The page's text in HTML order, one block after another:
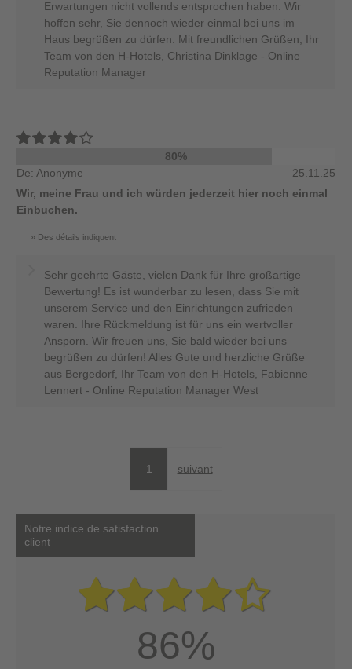
Erwartungen nicht vollends entsprochen haben. Wir
hoffen sehr, Sie dennoch wieder einmal bei uns im
Haus begrüßen zu dürfen. Mit freundlichen Grüßen, Ihr
Team von den H-Hotels, Christina Dinklage - Online
Reputation Manager
80%
De: Anonyme
25.11.25
Wir, meine Frau und ich würden jederzeit hier noch einmal
Einbuchen.
Des détails indiquent
Sehr geehrte Gäste, vielen Dank für Ihre großartige
Bewertung! Es ist wunderbar zu lesen, dass Sie mit
unserem Service und den Einrichtungen zufrieden
waren. Ihre Rückmeldung ist für uns ein wertvoller
Ansporn. Wir freuen uns, Sie bald wieder bei uns
begrüßen zu dürfen! Alles Gute und herzliche Grüße
aus Bergedorf, Ihr Team von den H-Hotels, Fabienne
Lennert - Online Reputation Manager West
1 suivant
Notre indice de satisfaction
client
86%